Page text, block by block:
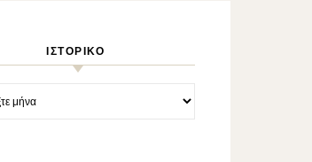
ΙΣΤΟΡΙΚΌ